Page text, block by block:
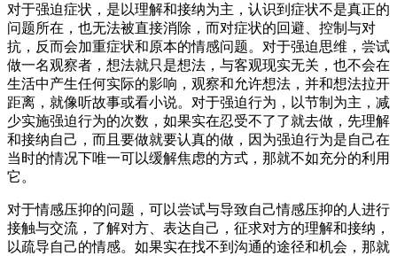
对于强迫症状，是以理解和接纳为主，认识到症状不是真正的
问题所在，也无法被直接消除，而对症状的回避、控制与对
抗，反而会加重症状和原本的情感问题。对于强迫思维，尝试
做一名观察者，想法就只是想法，与客观现实无关，也不会在
生活中产生任何实际的影响，观察和允许想法，并和想法拉开
距离，就像听故事或看小说。对于强迫行为，以节制为主，减
少实施强迫行为的次数，如果实在忍受不了了就去做，先理解
和接纳自己，而且要做就要认真的做，因为强迫行为是自己在
当时的情况下唯一可以缓解焦虑的方式，那就不如充分的利用
它。
对于情感压抑的问题，可以尝试与导致自己情感压抑的人进行
接触与交流，了解对方、表达自己，征求对方的理解和接纳，
以疏导自己的情感。如果实在找不到沟通的途径和机会，那就